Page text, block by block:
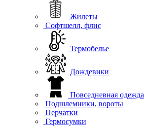
Жилеты
Софтшелл, флис
Термобелье
Дождевики
Повседневная одежда
Подшлемники, вороты
Перчатки
Гермосумки